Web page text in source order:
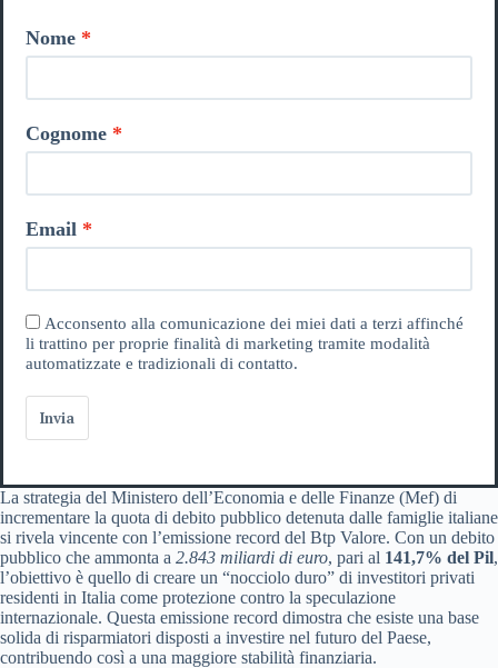
Nome
Cognome
Email
Acconsento alla comunicazione dei miei dati a terzi affinché
li trattino per proprie finalità di marketing tramite modalità
automatizzate e tradizionali di contatto.
Invia
La strategia del Ministero dell’Economia e delle Finanze (Mef) di
incrementare la quota di debito pubblico detenuta dalle famiglie italiane
si rivela vincente con l’emissione record del Btp Valore. Con un debito
pubblico che ammonta a 2.843 miliardi di euro, pari al 141,7% del Pil,
l’obiettivo è quello di creare un “nocciolo duro” di investitori privati
residenti in Italia come protezione contro la speculazione
internazionale. Questa emissione record dimostra che esiste una base
solida di risparmiatori disposti a investire nel futuro del Paese,
contribuendo così a una maggiore stabilità finanziaria.